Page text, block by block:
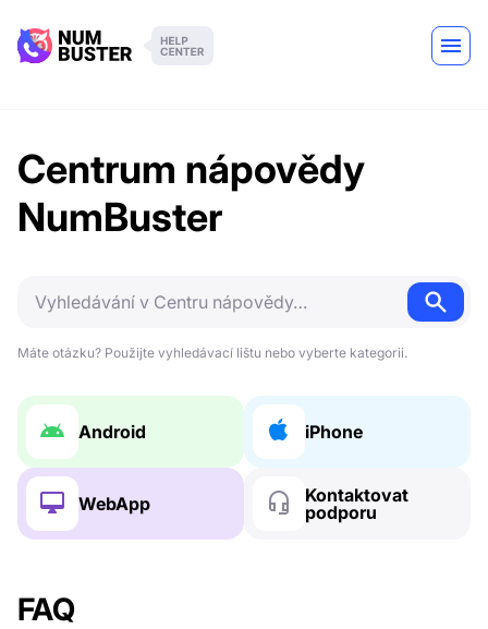
Centrum nápovědy
NumBuster
Máte otázku? Použijte vyhledávací lištu nebo vyberte kategorii.
Android iPhone
WebApp
Kontaktovat
podporu
FAQ